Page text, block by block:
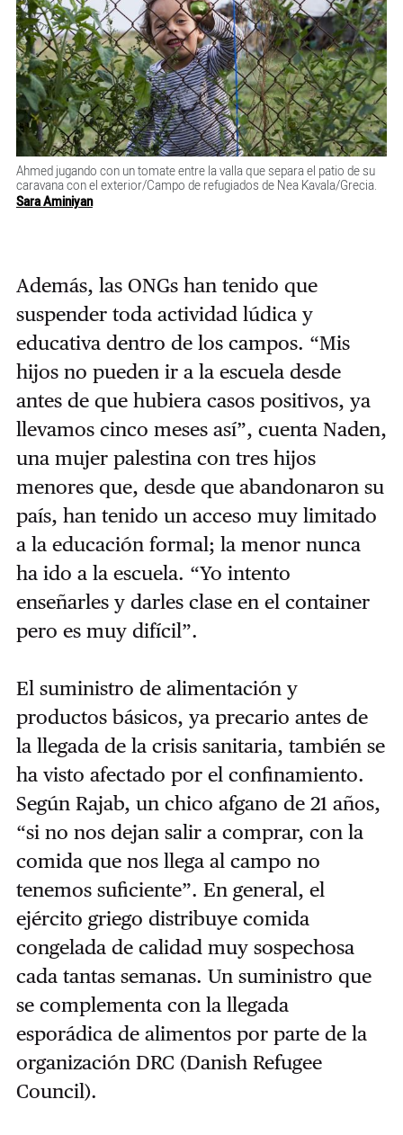
Ahmed jugando con un tomate entre la valla que separa el patio de su
caravana con el exterior/Campo de refugiados de Nea Kavala/Grecia.
Sara Aminiyan
Además, las ONGs han tenido que
suspender toda actividad lúdica y
educativa dentro de los campos. “Mis
hijos no pueden ir a la escuela desde
antes de que hubiera casos positivos, ya
llevamos cinco meses así”, cuenta Naden,
una mujer palestina con tres hijos
menores que, desde que abandonaron su
país, han tenido un acceso muy limitado
a la educación formal; la menor nunca
ha ido a la escuela. “Yo intento
enseñarles y darles clase en el container
pero es muy difícil”.
El suministro de alimentación y
productos básicos, ya precario antes de
la llegada de la crisis sanitaria, también se
ha visto afectado por el confinamiento.
Según Rajab, un chico afgano de 21 años,
“si no nos dejan salir a comprar, con la
comida que nos llega al campo no
tenemos suficiente”. En general, el
ejército griego distribuye comida
congelada de calidad muy sospechosa
cada tantas semanas. Un suministro que
se complementa con la llegada
esporádica de alimentos por parte de la
organización ​DRC (​Danish Refugee
Council).